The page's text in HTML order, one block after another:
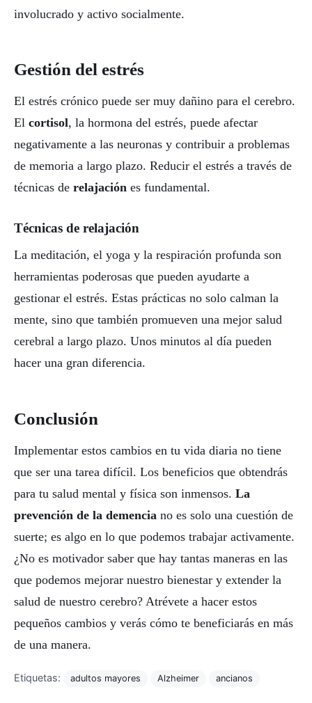
involucrado y activo socialmente.
Gestión del estrés
El estrés crónico puede ser muy dañino para el cerebro.
El cortisol, la hormona del estrés, puede afectar
negativamente a las neuronas y contribuir a problemas
de memoria a largo plazo. Reducir el estrés a través de
técnicas de relajación es fundamental.
Técnicas de relajación
La meditación, el yoga y la respiración profunda son
herramientas poderosas que pueden ayudarte a
gestionar el estrés. Estas prácticas no solo calman la
mente, sino que también promueven una mejor salud
cerebral a largo plazo. Unos minutos al día pueden
hacer una gran diferencia.
Conclusión
Implementar estos cambios en tu vida diaria no tiene
que ser una tarea difícil. Los beneficios que obtendrás
para tu salud mental y física son inmensos. La
prevención de la demencia no es solo una cuestión de
suerte; es algo en lo que podemos trabajar activamente.
¿No es motivador saber que hay tantas maneras en las
que podemos mejorar nuestro bienestar y extender la
salud de nuestro cerebro? Atrévete a hacer estos
pequeños cambios y verás cómo te beneficiarás en más
de una manera.
Etiquetas: adultos mayores Alzheimer ancianos